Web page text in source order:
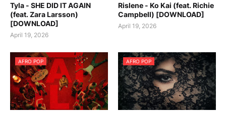
Tyla - SHE DID IT AGAIN
(feat. Zara Larsson)
[DOWNLOAD]
April 19, 2026
Rislene - Ko Kai (feat. Richie
Campbell) [DOWNLOAD]
April 19, 2026
AFRO POP AFRO POP